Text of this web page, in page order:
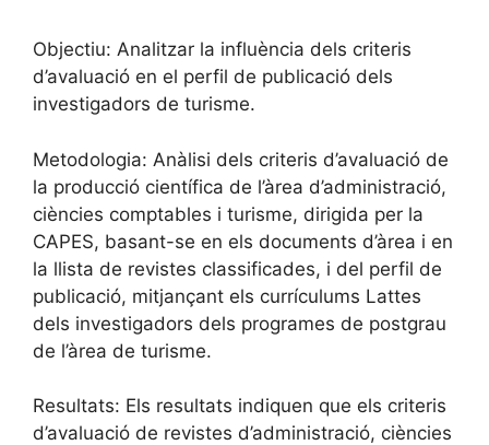
Objectiu: Analitzar la influència dels criteris
d’avaluació en el perfil de publicació dels
investigadors de turisme.
Metodologia: Anàlisi dels criteris d’avaluació de
la producció científica de l’àrea d’administració,
ciències comptables i turisme, dirigida per la
CAPES, basant-se en els documents d’àrea i en
la llista de revistes classificades, i del perfil de
publicació, mitjançant els currículums Lattes
dels investigadors dels programes de postgrau
de l’àrea de turisme.
Resultats: Els resultats indiquen que els criteris
d’avaluació de revistes d’administració, ciències